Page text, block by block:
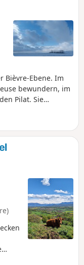
Bièvre-Ebene. Im
bewundern, im
Pilat. Sie